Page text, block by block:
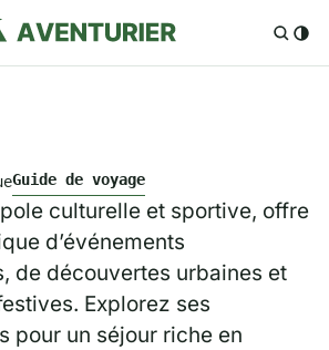
Guide de voyage
culturelle et sportive, offre
d’événements
de découvertes urbaines et
Explorez ses
pour un séjour riche en